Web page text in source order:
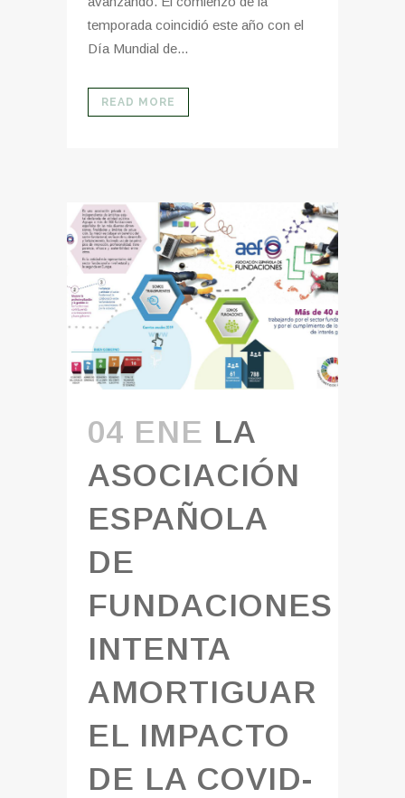
temporada coincidió este año con el
Día Mundial de...
READ MORE
04 ENE LA
ASOCIACIÓN
ESPAÑOLA
DE
FUNDACIONES
INTENTA
AMORTIGUAR
EL IMPACTO
DE LA COVID-